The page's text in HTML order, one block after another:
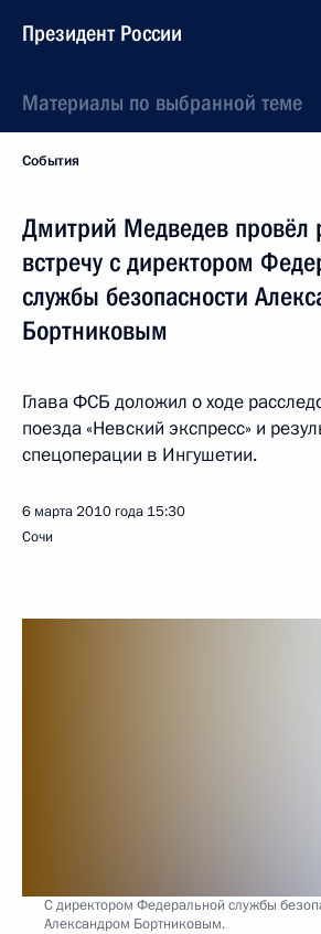
Президент России
Материалы по выбранной теме
События
Дмитрий Медведев провёл
встречу с директором
службы безопасности
Бортниковым
Глава ФСБ доложил о ходе
поезда «Невский экспресс» и
спецоперации в Ингушетии.
6 марта 2010 года 15:30
Сочи
С директором Федеральной службы
Александром Бортниковым.